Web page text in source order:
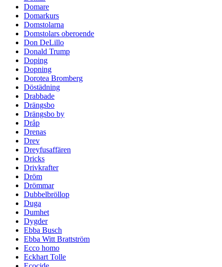
Domare
Domarkurs
Domstolarna
Domstolars oberoende
Don DeLillo
Donald Trump
Doping
Dopning
Dorotea Bromberg
Döstädning
Drabbade
Drängsbo
Drängsbo by
Dråp
Drenas
Drev
Dreyfusaffären
Dricks
Drivkrafter
Dröm
Drömmar
Dubbelbröllop
Duga
Dumhet
Dygder
Ebba Busch
Ebba Witt Brattström
Ecco homo
Eckhart Tolle